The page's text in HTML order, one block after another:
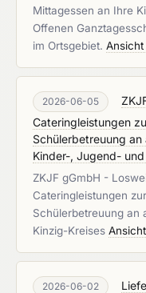
Mittagessen an Ihre
Offenen
im Ortsgebiet.
2026-06-05
Cateringleistungen
Schülerbetreuung
Kinder-, Jugend-
ZKJF gGmbH -
Cateringleistungen
Schülerbetreuung an
Kinzig-Kreises
2026-06-02